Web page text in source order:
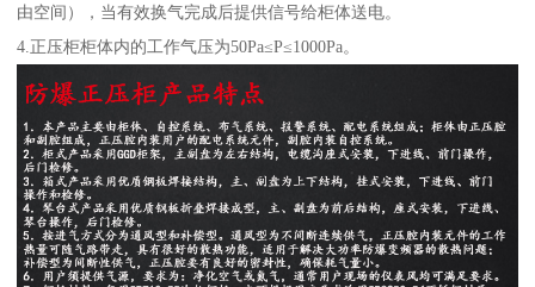
由空间），当有效换气完成后提供信号给柜体送电。
4.正压柜柜体内的工作气压为50Pa≤P≤1000Pa。